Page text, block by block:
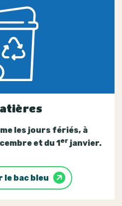
les jours fériés, à
et du 1er janvier.
le bac bleu